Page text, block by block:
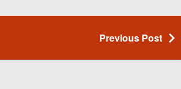
Previous Post